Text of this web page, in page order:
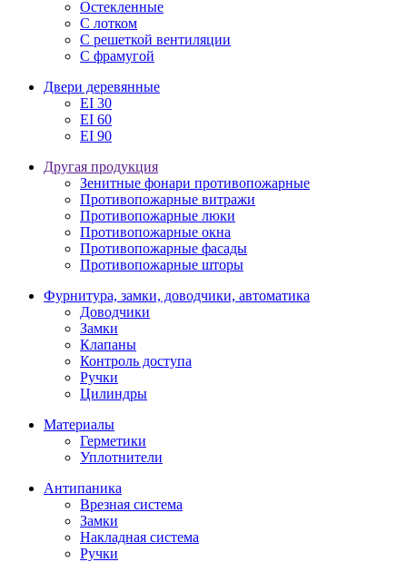
Остекленные
С лотком
С решеткой вентиляции
С фрамугой
Двери деревянные
EI 30
EI 60
EI 90
Другая продукция
Зенитные фонари противопожарные
Противопожарные витражи
Противопожарные люки
Противопожарные окна
Противопожарные фасады
Противопожарные шторы
Фурнитура, замки, доводчики, автоматика
Доводчики
Замки
Клапаны
Контроль доступа
Ручки
Цилиндры
Материалы
Герметики
Уплотнители
Антипаника
Врезная система
Замки
Накладная система
Ручки